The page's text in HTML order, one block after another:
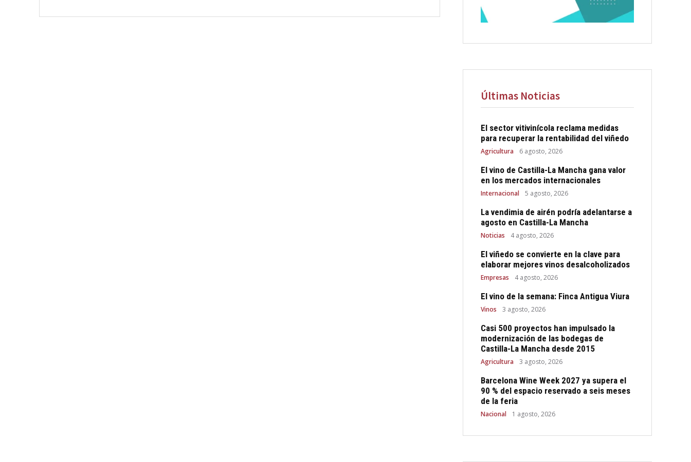
Últimas Noticias
El sector vitivinícola reclama medidas
para recuperar la rentabilidad del viñedo
Agricultura 6 agosto, 2026
El vino de Castilla-La Mancha gana valor
en los mercados internacionales
Internacional 5 agosto, 2026
La vendimia de airén podría adelantarse a
agosto en Castilla-La Mancha
Noticias 4 agosto, 2026
El viñedo se convierte en la clave para
elaborar mejores vinos desalcoholizados
Empresas 4 agosto, 2026
El vino de la semana: Finca Antigua Viura
Vinos 3 agosto, 2026
Casi 500 proyectos han impulsado la
modernización de las bodegas de
Castilla-La Mancha desde 2015
Agricultura 3 agosto, 2026
Barcelona Wine Week 2027 ya supera el
90 % del espacio reservado a seis meses
de la feria
Nacional 1 agosto, 2026